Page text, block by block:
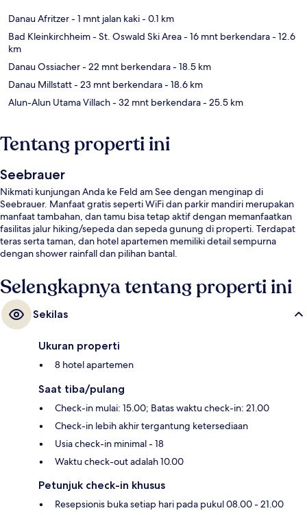
Danau Afritzer- 1 mnt jalan kaki- 0.1 km
Bad Kleinkirchheim - St. Oswald Ski Area- 16 mnt berkendara- 12.6
km
Danau Ossiacher- 22 mnt berkendara- 18.5 km
Danau Millstatt- 23 mnt berkendara- 18.6 km
Alun-Alun Utama Villach- 32 mnt berkendara- 25.5 km
Tentang properti ini
Seebrauer
Nikmati kunjungan Anda ke Feld am See dengan menginap di
Seebrauer. Manfaat gratis seperti WiFi dan parkir mandiri merupakan
manfaat tambahan, dan tamu bisa tetap aktif dengan memanfaatkan
fasilitas jalur hiking/sepeda dan sepeda gunung di properti. Terdapat
teras serta taman, dan hotel apartemen memiliki detail sempurna
dengan shower rainfall dan pilihan bantal.
Selengkapnya tentang properti ini
Sekilas
Ukuran properti
8 hotel apartemen
Saat tiba/pulang
Check-in mulai: 15.00; Batas waktu check-in: 21.00
Check-in lebih akhir tergantung ketersediaan
Usia check-in minimal - 18
Waktu check-out adalah 10.00
Petunjuk check-in khusus
Resepsionis buka setiap hari pada pukul 08.00 - 21.00